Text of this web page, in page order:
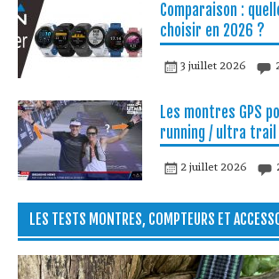
Comparaison :
choisir en 2026 ?
3 juillet 2026
Les montres GPS
running / ultra trail
2 juillet 2026
LES TESTS MONTRES, COMPTEURS ET